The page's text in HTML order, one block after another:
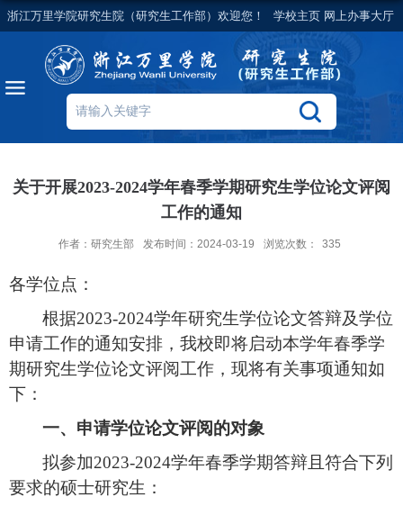
浙江万里学院研究生院（研究生工作部）欢迎您！ 学校主页 网上办事大厅
关于开展2023-2024学年春季学期研究生学位论文评阅
工作的通知
作者：研究生部 发布时间：2024-03-19 浏览次数： 335
各学位点 ：
根据2023-2024学年研究生学位论文答辩及学位
申请工作的通知安排 ， 我校即将启动本学年春季学
期研究生学位论文评阅工作 ， 现将有关事项通知如
下：
一、 申请学位论文评阅的对象
拟参加2023-2024学年春季学期答辩 且符合下列
要求的硕士研究生 ：